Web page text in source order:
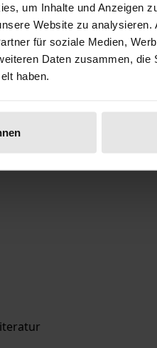
um Inhalte und Anzeigen
Website zu
für soziale Medien,
Daten zusammen,
haben.
5
Heidegger und der